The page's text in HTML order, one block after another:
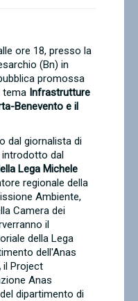
ore 18, presso la
(Bn) in
promossa
tema Infrastrutture
Benevento e il
dal giornalista di
introdotto dal
Lega Michele
regionale della
Ambiente,
Camera dei
il
della Lega
dell'Anas
il Project
Anas
dipartimento di